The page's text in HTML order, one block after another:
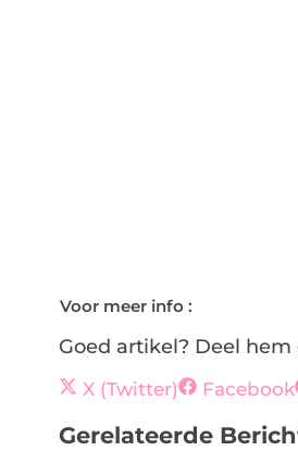
Voor meer info :
Goed artikel? Deel hem
X (Twitter) Facebook
Gerelateerde